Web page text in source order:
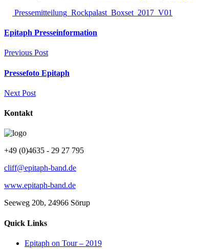
Pressemitteilung_Rockpalast_Boxset_2017_V01
Epitaph Presseinformation
Previous Post
Pressefoto Epitaph
Next Post
Kontakt
+49 (0)4635 - 29 27 795
cliff@epitaph-band.de
www.epitaph-band.de
Seeweg 20b, 24966 Sörup
Quick Links
Epitaph on Tour – 2019